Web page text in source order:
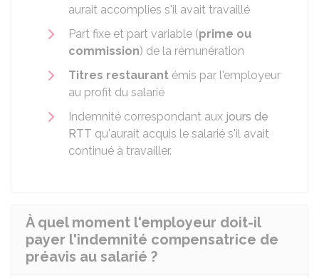
aurait accomplies s'il avait travaillé
Part fixe et part variable (prime ou
commission) de la rémunération
Titres restaurant émis par l'employeur
au profit du salarié
Indemnité correspondant aux jours de
RTT qu'aurait acquis le salarié s'il avait
continué à travailler.
À quel moment l'employeur doit-il
payer l'indemnité compensatrice de
préavis au salarié ?